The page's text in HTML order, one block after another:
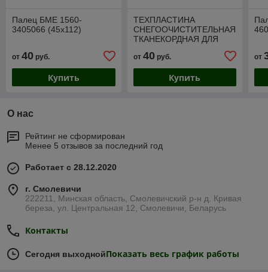
Палец БМЕ 1560-
3405066 (45х112)
от 40 руб.
Купить
ТЕХПЛАСТИНА
СНЕГООЧИСТИТЕЛЬНАЯ
ТКАНЕКОРДНАЯ ДЛЯ
ОТВАЛОВ ДОРОЖНЫХ
МАШИН 1000Х200Х40
от 40руб.
Купить
от
О нас
Рейтинг не сформирован
Менее 5 отзывов за последний год
Работает с 28.12.2020
г. Смолевичи
222211, Минская область, Смолевичский р-н д. Кривая
береза, ул. Центральная 12, Смолевичи, Беларусь
Контакты
Сегодня выходнойПоказать весь график работы